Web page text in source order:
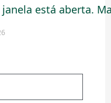
está aberta.